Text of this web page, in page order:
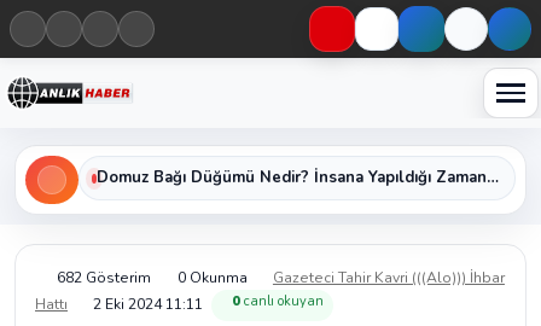
Haberleri keşfet
Domuz Bağı Düğümü Nedir? İnsana Yapıldığı Zaman Yavaş Yavaş Öldüren Ölümcül Düğümün Kan Donduran Gerçekleri
682 Gösterim 0 Okunma
Gazeteci Tahir Kavri (((Alo))) İhbar
Hattı
2 Eki 2024 11:11 0 canlı okuyan